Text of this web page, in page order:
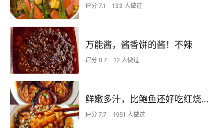
评分 7.1 133 人做过
万能酱，酱香饼的酱！不辣
评分 8.7 12 人做过
鲜嫩多汁，比鲍鱼还好吃红烧香菇
评分 7.7 1951 人做过